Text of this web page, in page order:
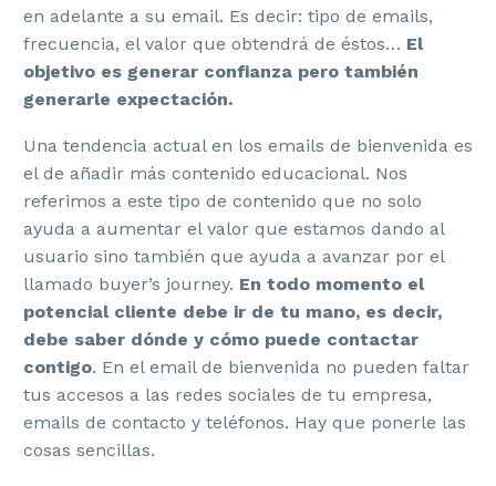
en adelante a su email. Es decir: tipo de emails,
frecuencia, el valor que obtendrá de éstos… El
objetivo es generar confianza pero también
generarle expectación.
Una tendencia actual en los emails de bienvenida es
el de añadir más contenido educacional. Nos
referimos a este tipo de contenido que no solo
ayuda a aumentar el valor que estamos dando al
usuario sino también que ayuda a avanzar por el
llamado buyer’s journey. En todo momento el
potencial cliente debe ir de tu mano, es decir,
debe saber dónde y cómo puede contactar
contigo. En el email de bienvenida no pueden faltar
tus accesos a las redes sociales de tu empresa,
emails de contacto y teléfonos. Hay que ponerle las
cosas sencillas.